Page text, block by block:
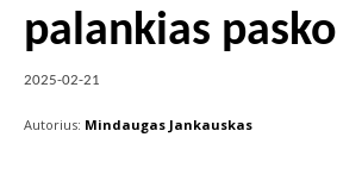
palankias
2025-02-21
Autorius: Mindaugas Jankauskas